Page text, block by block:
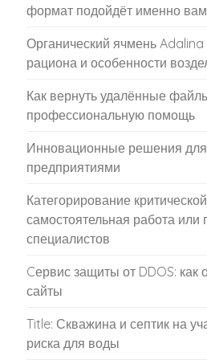
формат подойдёт именно вам
Органический ячмень Adalina
рациона и особенности
Как вернуть удалённые
профессиональную помощь
Инновационные решения
предприятиями
Категорирование
самостоятельная работа
специалистов
Cервис защиты от DDOS: как
сайты
Title: Скважина и септик на
риска для воды